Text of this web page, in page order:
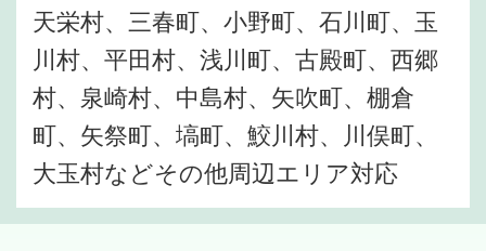
天栄村、三春町、小野町、石川町、玉
川村、平田村、浅川町、古殿町、西郷
村、泉崎村、中島村、矢吹町、棚倉
町、矢祭町、塙町、鮫川村、川俣町、
大玉村などその他周辺エリア対応